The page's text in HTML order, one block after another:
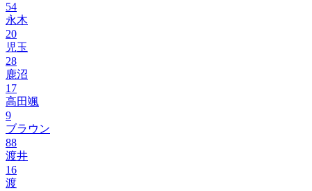
54
永木
20
児玉
28
鹿沼
17
高田颯
9
ブラウン
88
渡井
16
渡